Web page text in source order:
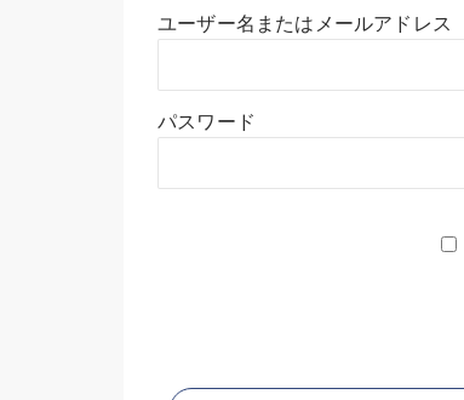
ユーザー名またはメールアドレス
パスワード